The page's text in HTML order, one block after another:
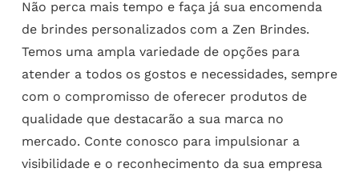
Não perca mais tempo e faça já sua encomenda
de brindes personalizados com a Zen Brindes.
Temos uma ampla variedade de opções para
atender a todos os gostos e necessidades, sempre
com o compromisso de oferecer produtos de
qualidade que destacarão a sua marca no
mercado. Conte conosco para impulsionar a
visibilidade e o reconhecimento da sua empresa